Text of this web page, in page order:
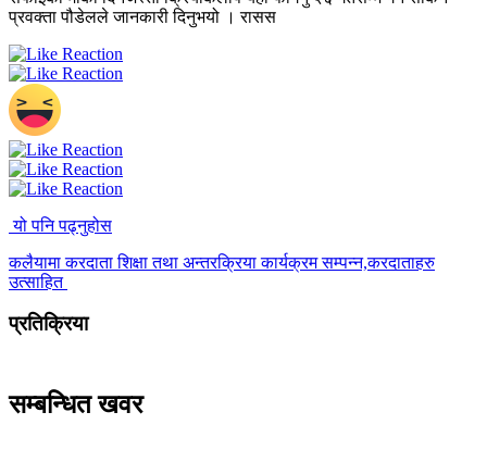
प्रवक्ता पौडेलले जानकारी दिनुभयो । रासस
यो पनि पढ्नुहोस
कलैयामा करदाता शिक्षा तथा अन्तरक्रिया कार्यक्रम सम्पन्न,करदाताहरु
उत्साहित
प्रतिक्रिया
सम्बन्धित खवर